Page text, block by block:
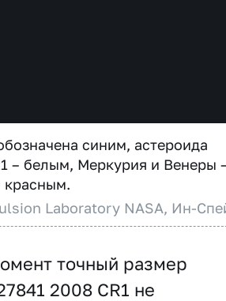
синим, астероида
– белым, Меркурия и Венеры
красным.
Laboratory NASA, Ин-
точный размер
2008 CR1 не